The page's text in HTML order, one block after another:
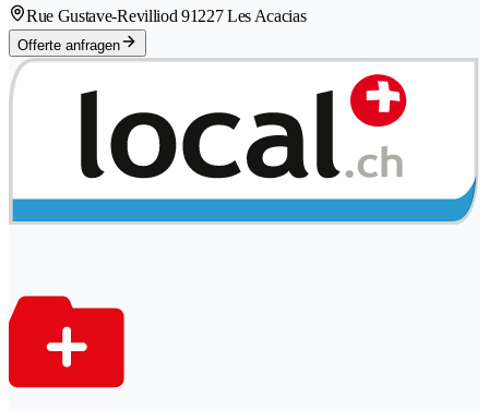
Rue Gustave-Revilliod 91227 Les Acacias
Offerte anfragen